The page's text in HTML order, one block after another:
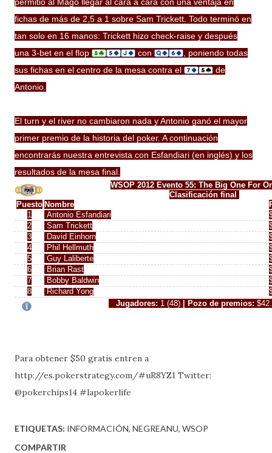
fichas de más de 2,5 a 1 sobre Sam Trickett. Todo terminó en
tan solo en 16 manos: Trickett hizo check-raise y después
una 3-bet en el flop con
, poniendo todas
sus fichas en el centro de la mesa contra el
de
Antonio.
El turn y el river no cambiaron nada y Antonio ganó el mayor
primer premio de la historia del poker. A continuación
encontrarás nuestra entrevista con Esfandiari (en inglés) y los
resultados de la mesa final
WSOP 2012 Evento 55: The Big One For
Clasificación final
Puesto Nombre
1
Antonio Esfandiari
2
Sam Trickett
3
David Einhorn
4
Phil Hellmuth
5
Guy Laliberte
6
Brian Rast
7
Bobby Baldwin
8
Richard Yong
Jugadores: 1 (48) | Pozo de premios:
Para obtener $50 gratis entren a
http://es.pokerstrategy.com/#uR8YZ1 Twitter:
@pokerchips14 #lapokerlife
ETIQUETAS: INFORMACIÓN NEGREANU WSOP
COMPARTIR